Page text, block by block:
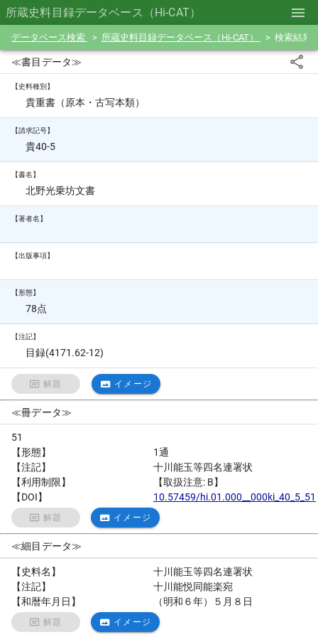
所蔵史料目録データベース（Hi-CAT）
データベース検索 所蔵史料目録データベース（Hi-CAT） 検索結果
≪書目データ≫
【史料種別】
貴重書（原本・古写本類）
【請求記号】
貴40-5
【書名】
北野光乗坊文書
【著者名】
【出版事項】
【形態】
78点
【注記】
目録(4171.62-12)
解題 イメージ
≪冊データ≫
51
【形態】
1通
【注記】
十川能玉等四名連署状
【利用制限】
【取扱注意: B】
【DOI】
10.57459/hi.01.000__000ki_40_5_51
解題 イメージ
≪細目データ≫
【史料名】
十川能玉等四名連署状
【注記】
十川能悦同能楽宛
【和暦年月日】
（明和６年）５月８日
解題 イメージ